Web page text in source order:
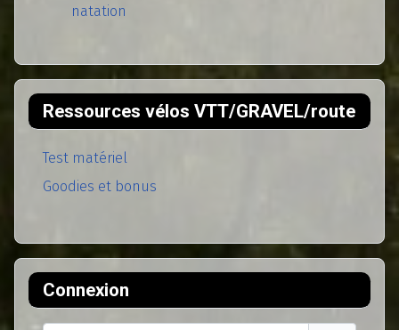
natation
Ressources vélos VTT/GRAVEL/route
Test matériel
Goodies et bonus
Connexion